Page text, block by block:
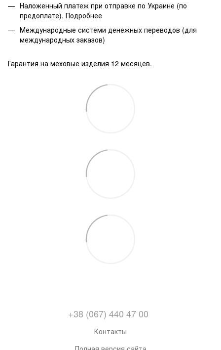
Наложенный платеж при отправке по Украине (по
предоплате). Подробнее
Международные системи денежных переводов (для
международных заказов)
Гарантия на меховые изделия 12 месяцев.
+38 (067) 440 47 00
Контакты